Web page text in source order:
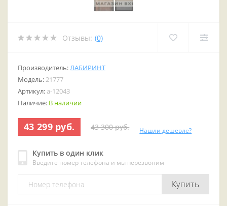
Отзывы: (0)
Производитель:ЛАБИРИНТ
Модель:21777
Артикул: a-12043
Наличие: В наличии
43 299 руб. 43 300 руб. Нашли дешевле?
Купить в один клик
Введите номер телефона и мы перезвоним
Купить